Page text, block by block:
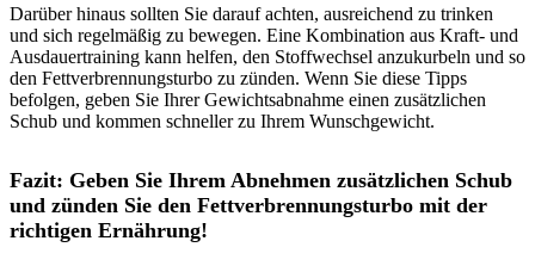
Darüber hinaus sollten Sie darauf achten, ausreichend zu trinken
und sich regelmäßig zu bewegen. Eine Kombination aus Kraft- und
Ausdauertraining kann helfen, den Stoffwechsel anzukurbeln und so
den Fettverbrennungsturbo zu zünden. Wenn Sie diese Tipps
befolgen, geben Sie Ihrer Gewichtsabnahme einen zusätzlichen
Schub und kommen schneller zu Ihrem Wunschgewicht.
Fazit: Geben Sie Ihrem Abnehmen zusätzlichen Schub
und zünden Sie den Fettverbrennungsturbo mit der
richtigen Ernährung!